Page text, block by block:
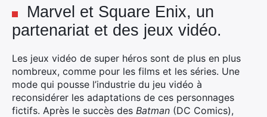
Marvel et Square Enix, un
partenariat et des jeux vidéo.
Les jeux vidéo de super héros sont de plus en plus
nombreux, comme pour les films et les séries. Une
mode qui pousse l’industrie du jeu vidéo à
reconsidérer les adaptations de ces personnages
fictifs. Après le succès des Batman (DC Comics),